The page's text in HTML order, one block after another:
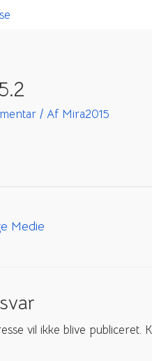
/ Af Mira2015
Medie
vil ikke blive publiceret.